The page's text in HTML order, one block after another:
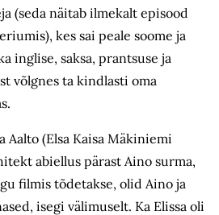
(seda näitab ilmekalt episood
kes sai peale soome ja
inglise, saksa, prantsuse ja
võlgnes ta kindlasti oma
Aalto (Elsa Kaisa Mäkiniemi
abiellus pärast Aino surma,
filmis tõdetakse, olid Aino ja
isegi välimuselt. Ka Elissa oli